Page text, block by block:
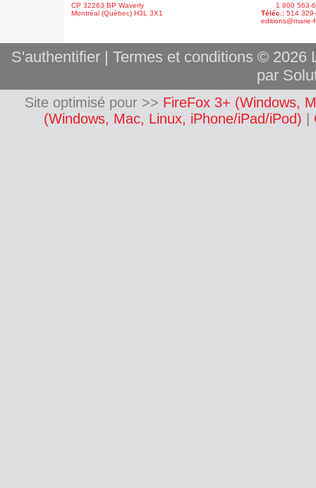
CP 32263 BP Waverly
Montréal (Québec) H3L 3X1
1 800 563-
Téléc.: 514
editions@marie-
S'authentifier| Termes et conditions © 2026
par
Site optimisé pour >> FireFox 3+ (Windows,
(Windows, Mac, Linux, iPhone/iPad/iPod)